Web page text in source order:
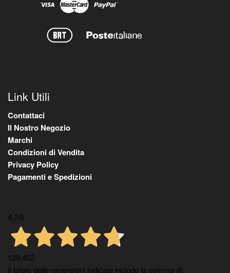
Link Utili
Contattaci
Il Nostro Negozio
Marchi
Condizioni di Vendita
Privacy Policy
Pagamenti e Spedizioni
4,7/5
129.452
Il totale delle recensioni indicate include la somma di: